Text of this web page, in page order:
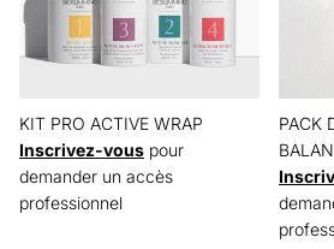
KIT PRO ACTIVE WRAP
Inscrivez-vous pour
demander un accès
professionnel
PACK